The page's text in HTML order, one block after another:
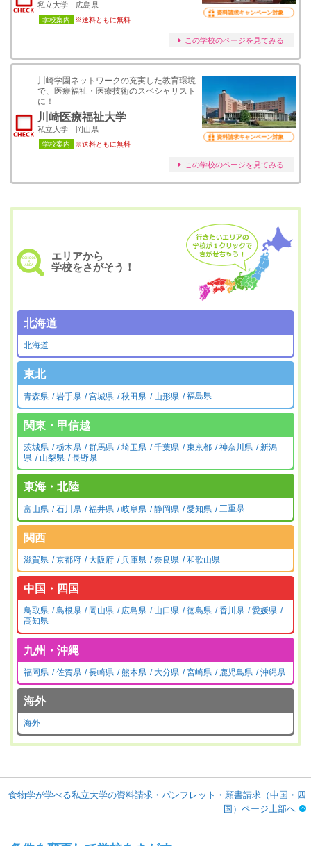
私立大学｜広島県
学校案内 ※送料ともに無料
資料請求キャンペーン対象
この学校のページを見てみる
川崎学園ネットワークの充実した教育環境
で、医療福祉・医療技術のスペシャリスト
に！
川崎医療福祉大学
私立大学｜岡山県
学校案内 ※送料ともに無料
資料請求キャンペーン対象
この学校のページを見てみる
エリアから
学校をさがそう！
北海道
北海道
東北
青森県 岩手県 宮城県 秋田県 山形県 福島県
関東・甲信越
茨城県 栃木県 群馬県 埼玉県 千葉県 東京都 神奈川県
新潟
県
山梨県 長野県
東海・北陸
富山県 石川県 福井県 岐阜県 静岡県 愛知県 三重県
関西
滋賀県 京都府 大阪府 兵庫県 奈良県 和歌山県
中国・四国
鳥取県 島根県 岡山県 広島県 山口県 徳島県 香川県
愛媛県
高知県
九州・沖縄
福岡県 佐賀県 長崎県 熊本県 大分県 宮崎県 鹿児島県 沖縄県
海外
海外
食物学が学べる私立大学の資料請求・パンフレット・願書請求（中国・四
国）ページ上部へ